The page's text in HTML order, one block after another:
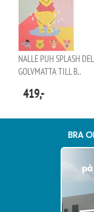
NALLE PUH SPLASH
GOLVMATTA TILL B..
419,-
BRA